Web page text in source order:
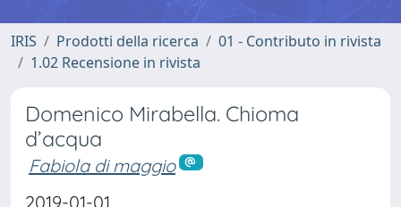
IRIS Prodotti della ricerca
01 - Contributo in rivista
1.02 Recensione in rivista
Domenico Mirabella. Chioma
d’acqua
Fabiola di maggio
2019-01-01